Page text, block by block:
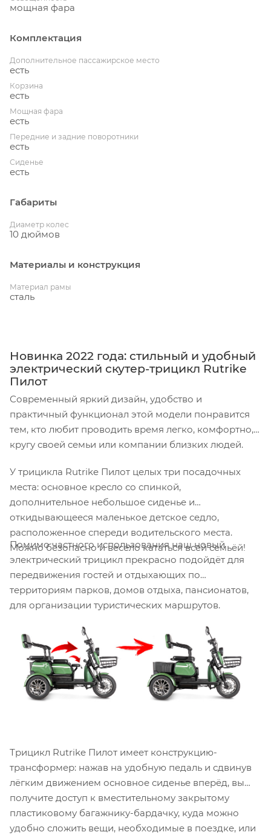
мощная фара
Комплектация
Дополнительное пассажирское место
есть
Корзина
есть
Мощная фара
есть
Передние и задние поворотники
есть
Сиденье
есть
Габариты
Диаметр колес
10 дюймов
Материалы и конструкция
Материал рамы
сталь
Новинка 2022 года: стильный и удобный
электрический скутер-трицикл Rutrike
Пилот
Современный яркий дизайн, удобство и
практичный функционал этой модели понравится
тем, кто любит проводить время легко, комфортно, в
кругу своей семьи или компании близких людей.
У трицикла Rutrike Пилот целых три посадочных
места: основное кресло со спинкой,
дополнительное небольшое сиденье и
откидывающееся маленькое детское седло,
расположенное спереди водительского места.
Можно безопасно и весело кататься всей семьёй!
Помимо частного использования наш новый
электрический трицикл прекрасно подойдёт для
передвижения гостей и отдыхающих по
территориям парков, домов отдыха, пансионатов,
для организации туристических маршрутов.
Трицикл Rutrike Пилот имеет конструкцию-
трансформер: нажав на удобную педаль и сдвинув
лёгким движением основное сиденье вперёд, вы
получите доступ к вместительному закрытому
пластиковому багажнику-бардачку, куда можно
удобно сложить вещи, необходимые в поездке, или